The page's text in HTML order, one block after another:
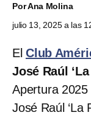
PorAna Molina
julio 13, 2025 a las
El Club
José Raúl
Apertura
José Raúl ‘La